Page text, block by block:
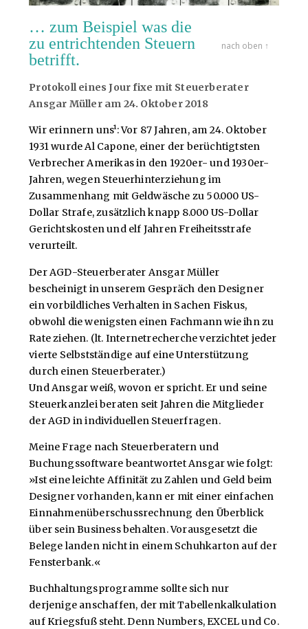
… zum Beispiel was die
zu entrichtenden Steuern
betrifft.
nach oben ↑
Protokoll eines Jour fixe mit Steuerberater
Ansgar Müller am 24. Oktober 2018
Wir erinnern uns¹: Vor 87 Jahren, am 24. Oktober
1931 wurde Al Capone, einer der berüchtigtsten
Verbrecher Amerikas in den 1920er- und 1930er-
Jahren, wegen Steuerhinterziehung im
Zusammenhang mit Geldwäsche zu 50.000 US-
Dollar Strafe, zusätzlich knapp 8.000 US-Dollar
Gerichtskosten und elf Jahren Freiheitsstrafe
verurteilt.
Der AGD-Steuerberater Ansgar Müller
bescheinigt in unserem Gespräch den Designer
ein vorbildliches Verhalten in Sachen Fiskus,
obwohl die wenigsten einen Fachmann wie ihn zu
Rate ziehen. (lt. Internetrecherche verzichtet jeder
vierte Selbstständige auf eine Unterstützung
durch einen Steuerberater.)
Und Ansgar weiß, wovon er spricht. Er und seine
Steuerkanzlei beraten seit Jahren die Mitglieder
der AGD in individuellen Steuerfragen.
Meine Frage nach Steuerberatern und
Buchungssoftware beantwortet Ansgar wie folgt:
»Ist eine leichte Affinität zu Zahlen und Geld beim
Designer vorhanden, kann er mit einer einfachen
Einnahmenüberschussrechnung den Überblick
über sein Business behalten. Vorausgesetzt die
Belege landen nicht in einem Schuhkarton auf der
Fensterbank.«
Buchhaltungsprogramme sollte sich nur
derjenige anschaffen, der mit Tabellenkalkulation
auf Kriegsfuß steht. Denn Numbers, EXCEL und Co.